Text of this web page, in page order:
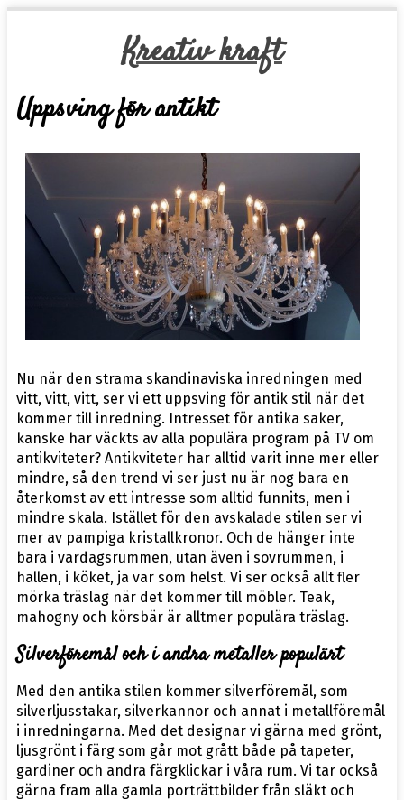
Kreativ kraft
Uppsving för antikt
Nu när den strama skandinaviska inredningen med
vitt, vitt, vitt, ser vi ett uppsving för antik stil när det
kommer till inredning. Intresset för antika saker,
kanske har väckts av alla populära program på TV om
antikviteter? Antikviteter har alltid varit inne mer eller
mindre, så den trend vi ser just nu är nog bara en
återkomst av ett intresse som alltid funnits, men i
mindre skala. Istället för den avskalade stilen ser vi
mer av pampiga kristallkronor. Och de hänger inte
bara i vardagsrummen, utan även i sovrummen, i
hallen, i köket, ja var som helst. Vi ser också allt fler
mörka träslag när det kommer till möbler. Teak,
mahogny och körsbär är alltmer populära träslag.
Silverföremål och i andra metaller populärt
Med den antika stilen kommer silverföremål, som
silverljusstakar, silverkannor och annat i metallföremål
i inredningarna. Med det designar vi gärna med grönt,
ljusgrönt i färg som går mot grått både på tapeter,
gardiner och andra färgklickar i våra rum. Vi tar också
gärna fram alla gamla porträttbilder från släkt och